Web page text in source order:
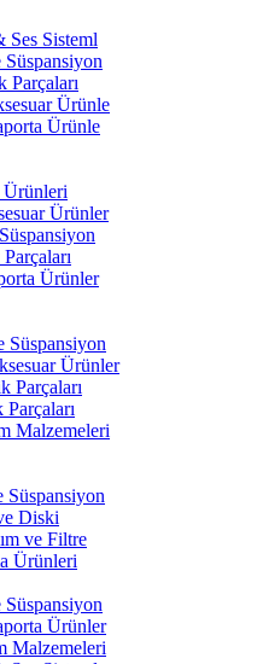
Sisteml
Ürünle
Ürünle
Ürünleri
Ürünler
Ürünler
Süspansiyon
Ürünler
Parçaları
Malzemeleri
Süspansiyon
Diski
ve Filtre
Ürünleri
Ürünler
Malzemeleri